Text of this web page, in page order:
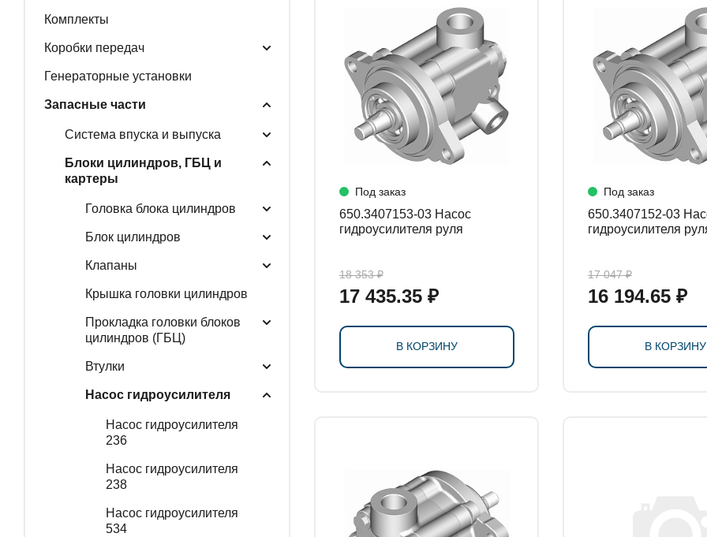
ГЕНЕРАТОРНЫЕ УСТАНОВКИ
Комплекты
Коробки передач
Генераторные установки
Запасные части
Система впуска и выпуска
Блоки цилиндров, ГБЦ и
картеры
Головка блока цилиндров
Блок цилиндров
Клапаны
Крышка головки цилиндров
Прокладка головки блоков
цилиндров (ГБЦ)
Втулки
Насос гидроусилителя
Насос гидроусилителя
236
Насос гидроусилителя
238
Насос гидроусилителя
534
Под заказ
650.3407153-03 Насос
гидроусилителя руля
18 353 ₽
17 435.35 ₽
В КОРЗИНУ
Под заказ
650.3407152-03 Насос
гидроусилителя
17 047 ₽
16 194.65 ₽
В КОРЗИНУ